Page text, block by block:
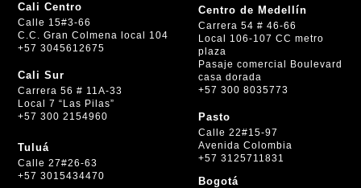
Cali Centro
Calle 15#3-66
C.C. Gran Colmena local 104
+57 3045612675
Cali Sur
Carrera 56 # 11A-33
Local 7 “Las Pilas”
+57 300 2154960
Tuluá
Calle 27#26-63
+57 3015434470
Centro de Medellín
Carrera 54 # 46-66
Local 106-107 CC metro
plaza
Pasaje comercial Boulevard
casa dorada
+57 300 8035773
Pasto
Calle 22#15-97
Avenida Colombia
+57 3125711831
Bogotá